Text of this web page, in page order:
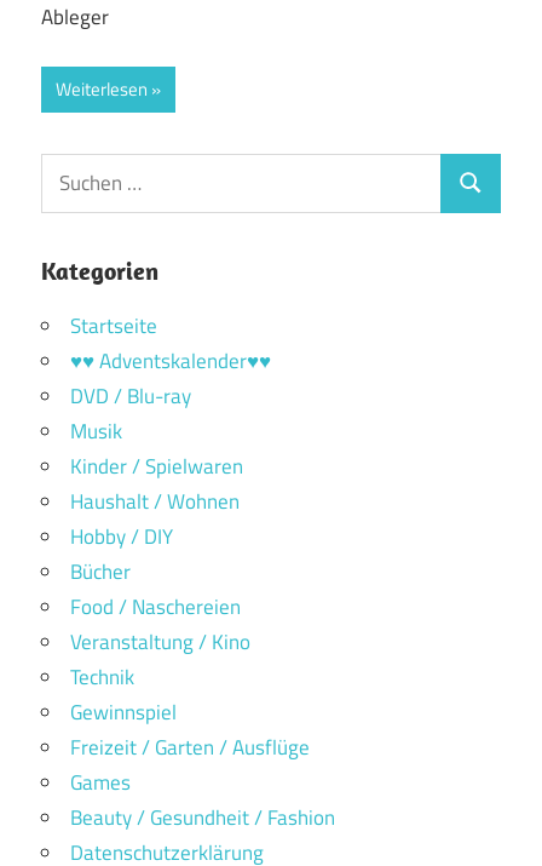
Ableger
Weiterlesen
Suchen
nach:
Suchen
Kategorien
Startseite
♥♥ Adventskalender♥♥
DVD / Blu-ray
Musik
Kinder / Spielwaren
Haushalt / Wohnen
Hobby / DIY
Bücher
Food / Naschereien
Veranstaltung / Kino
Technik
Gewinnspiel
Freizeit / Garten / Ausflüge
Games
Beauty / Gesundheit / Fashion
Datenschutzerklärung